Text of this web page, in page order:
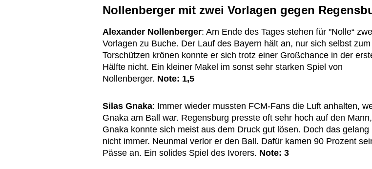
Nollenberger mit zwei Vorlagen gegen
Alexander Nollenberger: Am Ende des Tages stehen für "Nolle“
Vorlagen zu Buche. Der Lauf des Bayern hält an, nur sich selbst zum
Torschützen krönen konnte er sich trotz einer Großchance in der
Hälfte nicht. Ein kleiner Makel im sonst sehr starken Spiel von
Nollenberger. Note: 1,5
Silas Gnaka: Immer wieder mussten FCM-Fans die Luft anhalten,
Gnaka am Ball war. Regensburg presste oft sehr hoch auf den Mann,
Gnaka konnte sich meist aus dem Druck gut lösen. Doch das gelang
nicht immer. Neunmal verlor er den Ball. Dafür kamen 90 Prozent
Pässe an. Ein solides Spiel des Ivorers. Note: 3